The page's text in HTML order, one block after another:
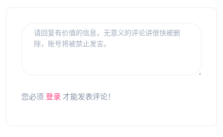
您必须 登录 才能发表评论！